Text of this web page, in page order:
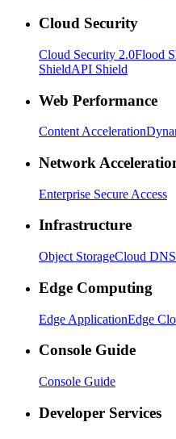
Cloud Security
Cloud Security 2.0Flood
ShieldAPI Shield
Web Performance
Content Acceleration
Network
Enterprise Secure Access
Infrastructure
Object StorageCloud
Edge Computing
Edge ApplicationEdge
Console Guide
Console Guide
Developer Services